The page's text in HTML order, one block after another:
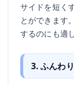
サイドを短く
とができます
するのにも適
3. ふんわ